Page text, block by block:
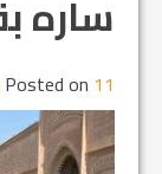
ساره
Posted on 11 ديسمبر, 2017